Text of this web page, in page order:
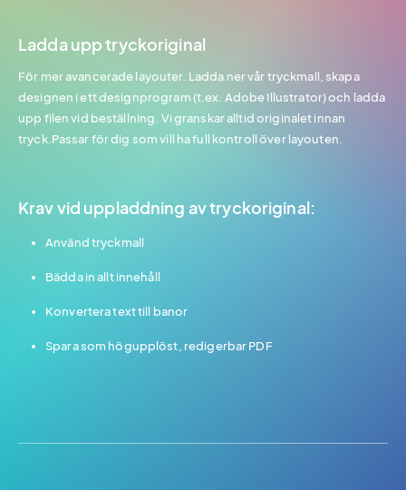
Ladda upp tryckoriginal
För mer avancerade layouter. Ladda ner vår tryckmall, skapa
designen i ett designprogram (t.ex. Adobe Illustrator) och ladda
upp filen vid beställning. Vi granskar alltid originalet innan
tryck.Passar för dig som vill ha full kontroll över layouten.
Krav vid uppladdning av tryckoriginal:
Använd tryckmall
Bädda in allt innehåll
Konvertera text till banor
Spara som högupplöst, redigerbar PDF